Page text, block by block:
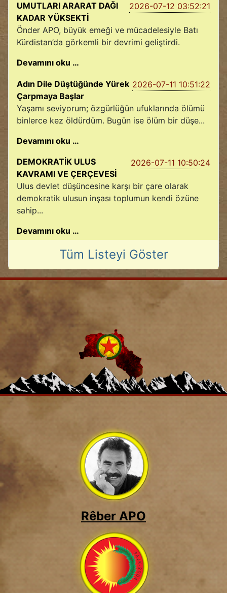
2026-07-12 03:52:21
UMUTLARI ARARAT DAĞI
KADAR YÜKSEKTİ
Önder APO, büyük emeği ve mücadelesiyle Batı
Kürdistan’da görkemli bir devrimi geliştirdi.
Devamını oku …
2026-07-11 10:51:22
Adın Dile Düştüğünde Yürek
Çarpmaya Başlar
Yaşamı seviyorum; özgürlüğün ufuklarında ölümü
binlerce kez öldürdüm. Bugün ise ölüm bir düşe...
Devamını oku …
2026-07-11 10:50:24
DEMOKRATİK ULUS
KAVRAMI VE ÇERÇEVESİ
Ulus devlet düşüncesine karşı bir çare olarak
demokratik ulusun inşası toplumun kendi özüne
sahip...
Devamını oku …
2026-07-09 11:03:42
Tüm Listeyi Göster
Rêber APO